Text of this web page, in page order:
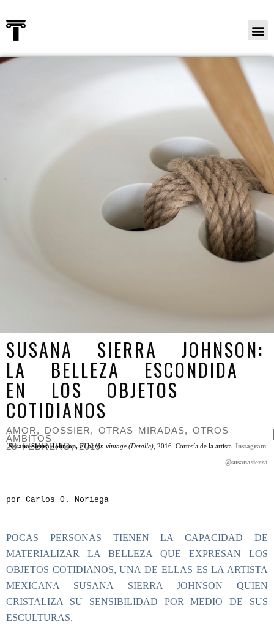
SUSANA SIERRA JOHNSON:
LA BELLEZA ESCONDIDA
EN LOS OBJETOS
COTIDIANOS
AMOR, DOSSIER, OTRAS MIRADAS, OTROS
ÁMBITOS
28 FEBRERO, 2019
Susana Sierra Johnson, El botón vintage (Detalle), 2016. Cortesía de la artista. Instagram:
@susanasierra
por Carlos O. Noriega
POCAS PERSONAS TIENEN LA CAPACIDAD DE
MATERIALIZAR LA BELLEZA QUE EXPRESAN LOS
OBJETOS COTIDIANOS, UNA DE ELLAS ES LA ARTISTA
MEXICANA SUSANA SIERRA JOHNSON QUIEN
CRISTALIZA SU SENSIBILIDAD POR MEDIO DE SUS
ESCULTURAS.